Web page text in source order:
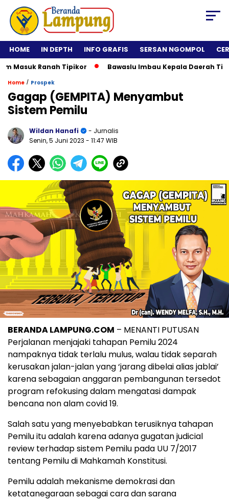
HOME IN DEPTH INFO GRAFIS SERSAN NGOMPOL
Masuk Ranah Tipikor Bawaslu Imbau Kepala Daerah
Home / Prospek
Gagap (GEMPITA) Menyambut
Sistem Pemilu
Wildan Hanafi
- Jurnalis
Senin, 5 Juni 2023 - 11:47 WIB
BERANDA LAMPUNG.COM – MENANTI PUTUSAN
Perjalanan menjajaki tahapan Pemilu 2024
nampaknya tidak terlalu mulus, walau tidak separah
kerusakan jalan-jalan yang ‘jarang dibelai alias jablai’
karena sebagaian anggaran pembangunan tersedot
program refokusing dalam mengatasi dampak
bencana non alam covid 19.
Salah satu yang menyebabkan terusiknya tahapan
Pemilu itu adalah karena adanya gugatan judicial
review terhadap sistem Pemilu pada UU 7/2017
tentang Pemilu di Mahkamah Konstitusi.
Pemilu adalah mekanisme demokrasi dan
ketatanegaraan sebagai cara dan sarana